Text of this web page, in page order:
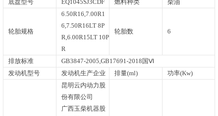
底盘型号
EQ1045SJ3CDF 燃料种类 柴油
轮胎规格
6.50R16,7.00R1
6,7.50R16LT 8P
R,6.00R15LT 10P
R
轮胎数 6
排放标准
GB3847-2005,GB17691-2018国Ⅵ
发动机型号
发动机生产企业 排量(ml) 功率(Kw)
昆明云内动力股
份有限公司
广西玉柴机器股